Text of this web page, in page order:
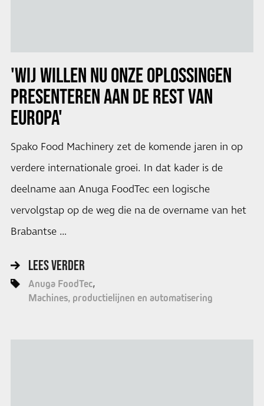
'WIJ WILLEN NU ONZE OPLOSSINGEN
PRESENTEREN AAN DE REST VAN
EUROPA'
Spako Food Machinery zet de komende jaren in op
verdere internationale groei. In dat kader is de
deelname aan Anuga FoodTec een logische
vervolgstap op de weg die na de overname van het
Brabantse …
LEES VERDER
Anuga FoodTec
Machines, productielijnen en automatisering